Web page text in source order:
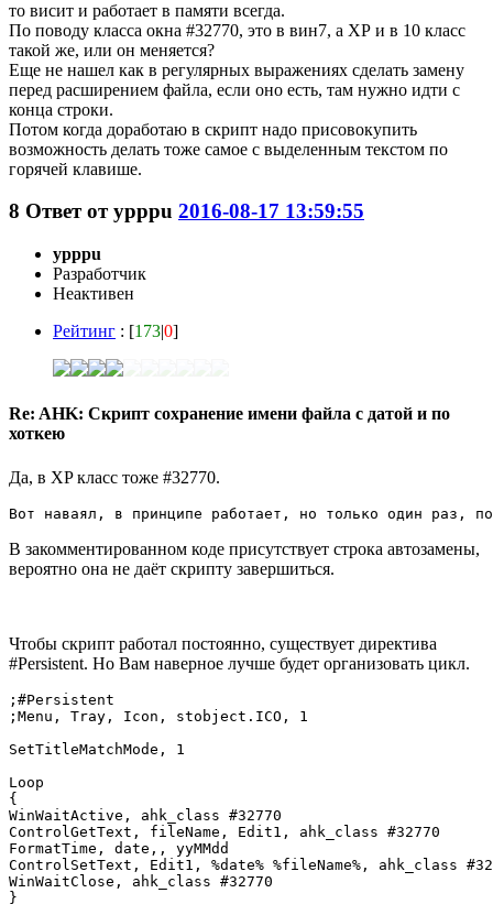
то висит и работает в памяти всегда.
По поводу класса окна #32770, это в вин7, а ХР и в 10 класс
такой же, или он меняется?
Еще не нашел как в регулярных выражениях сделать замену
перед расширением файла, если оно есть, там нужно идти с
конца строки.
Потом когда доработаю в скрипт надо присовокупить
возможность делать тоже самое с выделенным текстом по
горячей клавише.
8 Ответ отypppu 2016-08-17 13:59:55
ypppu
Разработчик
Неактивен
Рейтинг : [173|0]
Re: AHK: Скрипт сохранение имени файла с датой и по
хоткею
Да, в XP класс тоже #32770.
Вот наваял, в принципе работает, но только один раз,
В закомментированном коде присутствует строка автозамены,
вероятно она не даёт скрипту завершиться.
Чтобы скрипт работал постоянно, существует директива
#Persistent. Но Вам наверное лучше будет организовать цикл.
;#Persistent
;Menu, Tray, Icon, stobject.ICO, 1
SetTitleMatchMode, 1
Loop
{
WinWaitActive, ahk_class #32770
ControlGetText, fileName, Edit1, ahk_class #32770
FormatTime, date,, yyMMdd
ControlSetText, Edit1, %date% %fileName%, ahk_class
WinWaitClose, ahk_class #32770
}